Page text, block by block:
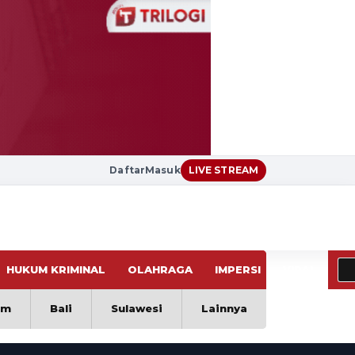
DaftarMasuk LIVE STREAM
HUKUM KRIMINAL OLAHRAGA IMPERSI
Bali Sulawesi Lainnya